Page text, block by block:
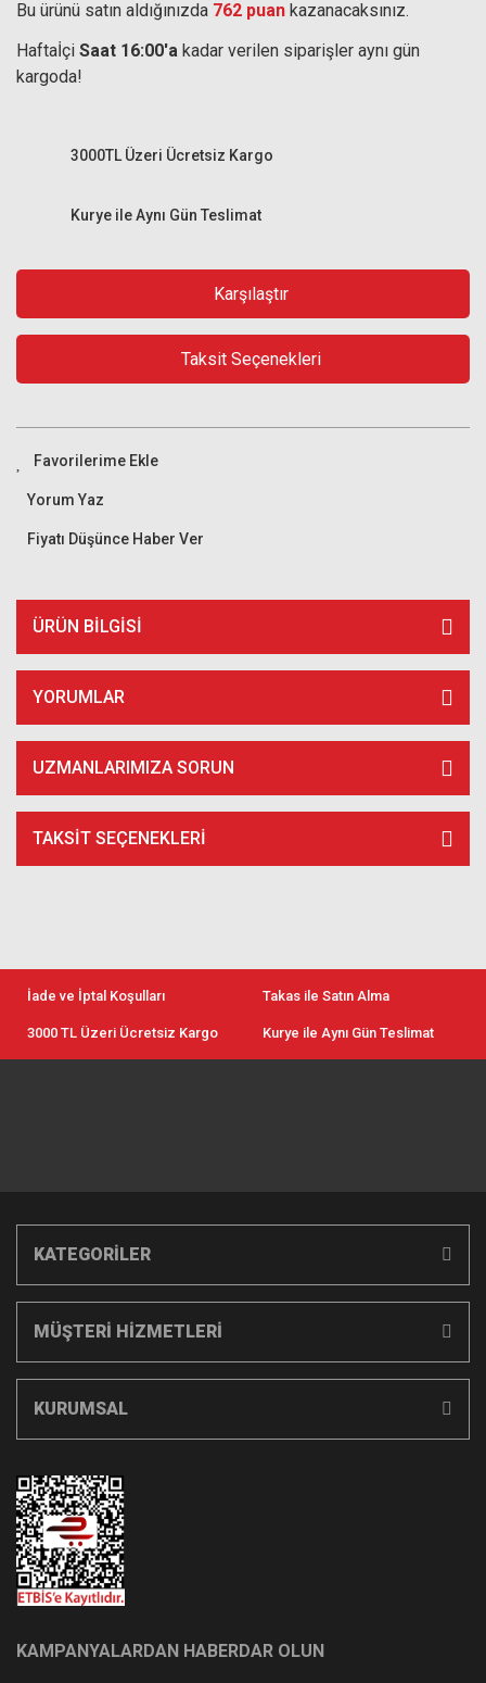
Bu ürünü satın aldığınızda 762 puan kazanacaksınız.
Haftaİçi Saat 16:00'a kadar verilen siparişler aynı gün
kargoda!
Kurye ile Aynı Gün Teslimat
3000TL Üzeri Ücretsiz Kargo
Karşılaştır
Taksit Seçenekleri
Yorum Yaz
Fiyatı Düşünce Haber Ver
ÜRÜN BILGISI
YORUMLAR
UZMANLARIMIZA SORUN
TAKSIT SEÇENEKLERI
İade ve İptal Koşulları Takas ile Satın Alma
3000 TL Üzeri Ücretsiz Kargo Kurye ile Aynı Gün Teslimat
KATEGORİLER
MÜŞTERİ HİZMETLERİ
KURUMSAL
KAMPANYALARDAN HABERDAR OLUN